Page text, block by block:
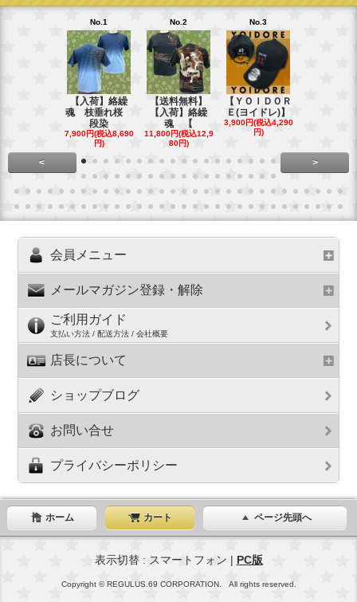
No.1
【入荷】絡繰
魂 枝垂れ桜
段染
7,900円(税込8,690
円)
No.2
【送料無料】
【入荷】絡繰
魂 【
11,800円(税込12,9
80円)
No.3
【ＹＯＩＤＯＲ
Ｅ(ヨイドレ)】
3,900円(税込4,290
円)
< >
会員メニュー
メールマガジン登録・解除
ご利用ガイド
支払い方法 / 配送方法 / 会社概要
店長について
ショップブログ
お問い合せ
プライバシーポリシー
ホーム カート ページ先頭へ
表示切替 : スマートフォン | PC版
Copyright © REGULUS.69 CORPORATION. All rights reserved.